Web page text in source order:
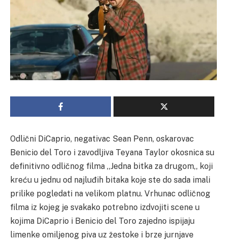
Odlični DiCaprio, negativac Sean Penn, oskarovac
Benicio del Toro i zavodljiva Teyana Taylor okosnica su
definitivno odličnog filma ,,Jedna bitka za drugom,, koji
kreću u jednu od najluđih bitaka koje ste do sada imali
prilike pogledati na velikom platnu. Vrhunac odličnog
filma iz kojeg je svakako potrebno izdvojiti scene u
kojima DiCaprio i Benicio del Toro zajedno ispijaju
limenke omiljenog piva uz žestoke i brze jurnjave